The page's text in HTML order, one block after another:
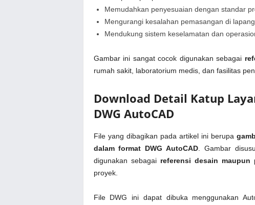
Memudahkan penyesuaian dengan standar
Mengurangi kesalahan pemasangan di
Mendukung sistem keselamatan dan
Gambar ini sangat cocok digunakan sebagai
rumah sakit, laboratorium medis, dan fasilitas
Download Detail Katup
DWG AutoCAD
File yang dibagikan pada artikel ini berupa
dalam format DWG AutoCAD . Gambar
digunakan sebagai referensi desain maupun
proyek.
File DWG ini dapat dibuka menggunakan